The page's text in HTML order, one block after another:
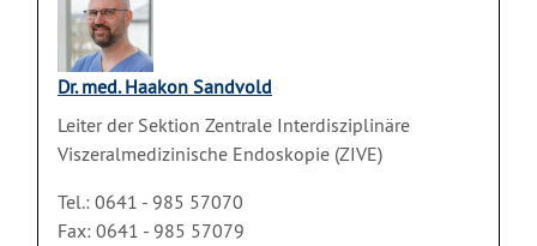
Dr. med. Haakon Sandvold
Leiter der Sektion Zentrale Interdisziplinäre
Viszeralmedizinische Endoskopie (ZIVE)
Tel.: 0641 - 985 57070
Fax: 0641 - 985 57079